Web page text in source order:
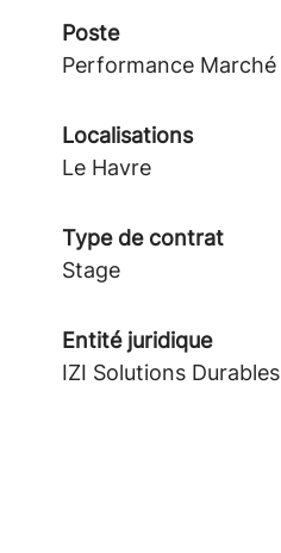
Poste
Performance Marché
Localisations
Le Havre
Type de contrat
Stage
Entité juridique
IZI Solutions Durables